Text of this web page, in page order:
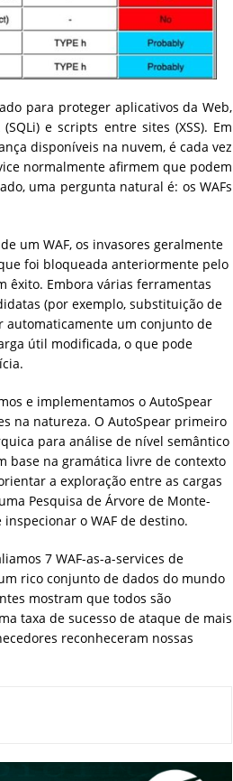
para proteger aplicativos da Web,
e scripts entre sites (XSS). Em
disponíveis na nuvem, é cada vez
normalmente afirmem que podem
uma pergunta natural é: os WAFs
um WAF, os invasores geralmente
foi bloqueada anteriormente pelo
êxito. Embora várias ferramentas
(por exemplo, substituição de
automaticamente um conjunto de
útil modificada, o que pode
e implementamos o AutoSpear
na natureza. O AutoSpear primeiro
para análise de nível semântico
base na gramática livre de contexto
a exploração entre as cargas
Pesquisa de Árvore de Monte-
o WAF de destino.
7 WAF-as-a-services de
rico conjunto de dados do mundo
mostram que todos são
taxa de sucesso de ataque de mais
reconheceram nossas